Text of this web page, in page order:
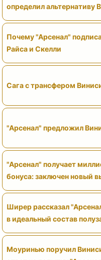
определил альтернативу
Почему "Арсенал"
Райса и Скелли
Сага с трансфером
"Арсенал" предложил
"Арсенал" получает
бонуса: заключен новый
Ширер рассказал
в идеальный состав
Моуринью поручил